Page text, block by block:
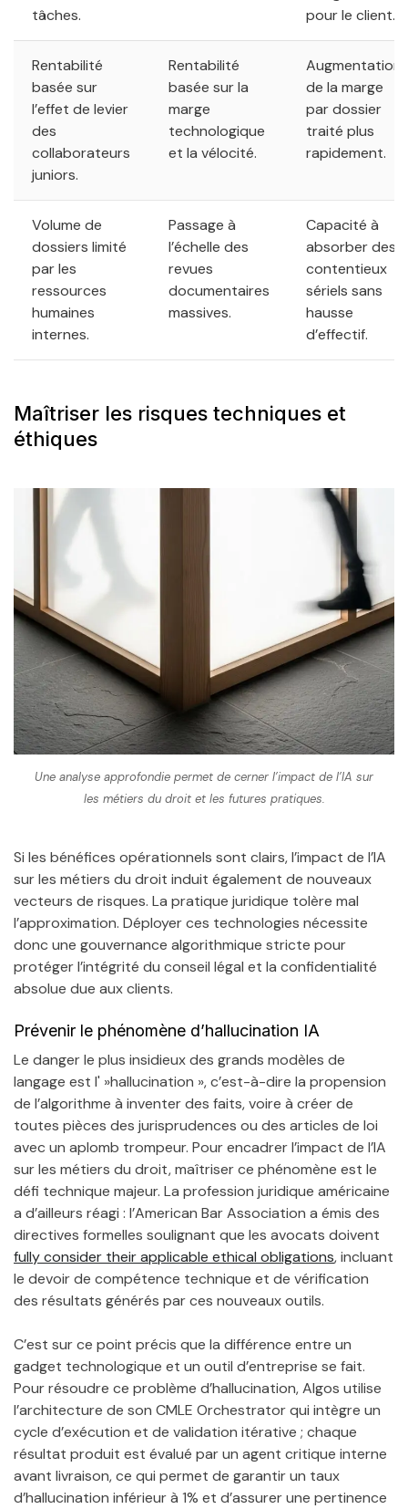
tâches.
pour le client.
Rentabilité
basée sur
l’effet de levier
des
collaborateurs
juniors.
Rentabilité
basée sur la
marge
technologique
et la vélocité.
Augmentation
de la marge
par dossier
traité plus
rapidement.
Volume de
dossiers limité
par les
ressources
humaines
internes.
Passage à
l’échelle des
revues
documentaires
massives.
Capacité à
absorber des
contentieux
sériels sans
hausse
d’effectif.
Maîtriser les risques techniques et
éthiques
Une analyse approfondie permet de cerner l’impact de l’IA sur
les métiers du droit et les futures pratiques.
Si les bénéfices opérationnels sont clairs, l’impact de l’IA
sur les métiers du droit induit également de nouveaux
vecteurs de risques. La pratique juridique tolère mal
l’approximation. Déployer ces technologies nécessite
donc une gouvernance algorithmique stricte pour
protéger l’intégrité du conseil légal et la confidentialité
absolue due aux clients.
Prévenir le phénomène d’hallucination IA
Le danger le plus insidieux des grands modèles de
langage est l' »hallucination », c’est-à-dire la propension
de l’algorithme à inventer des faits, voire à créer de
toutes pièces des jurisprudences ou des articles de loi
avec un aplomb trompeur. Pour encadrer l’impact de l’IA
sur les métiers du droit, maîtriser ce phénomène est le
défi technique majeur. La profession juridique américaine
a d’ailleurs réagi : l’American Bar Association a émis des
directives formelles soulignant que les avocats doivent
fully consider their applicable ethical obligations, incluant
le devoir de compétence technique et de vérification
des résultats générés par ces nouveaux outils.
C’est sur ce point précis que la différence entre un
gadget technologique et un outil d’entreprise se fait.
Pour résoudre ce problème d’hallucination, Algos utilise
l’architecture de son CMLE Orchestrator qui intègre un
cycle d’exécution et de validation itérative ; chaque
résultat produit est évalué par un agent critique interne
avant livraison, ce qui permet de garantir un taux
d’hallucination inférieur à 1% et d’assurer une pertinence